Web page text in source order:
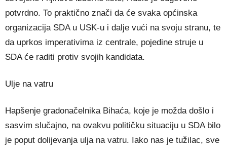
potvrdno. To praktično znači da će svaka općinska
organizacija SDA u USK-u i dalje vući na svoju stranu, te
da uprkos imperativima iz centrale, pojedine struje u
SDA će raditi protiv svojih kandidata.
Ulje na vatru
Hapšenje gradonačelnika Bihaća, koje je možda došlo i
sasvim slučajno, na ovakvu političku situaciju u SDA bilo
je poput dolijevanja ulja na vatru. Iako nas je tužilac, sve